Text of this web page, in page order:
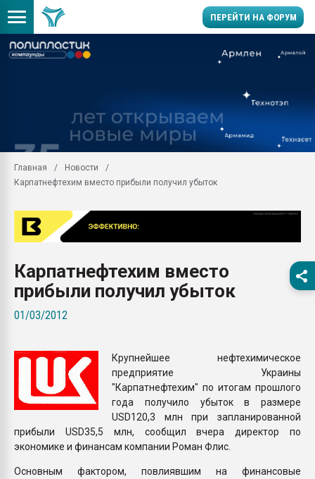
ПЕРЕЙТИ НА ФОРУМ
29.07.2026 ФРП помог
заводу пластмасс"
28.07.2026
пластмасс
28.07.2026
ПЕРЕЙТИ НА
Главная
Новости
Карпатнефтехим вместо прибыли получил убыток
Карпатнефтехим вместо
прибыли получил убыток
01/03/2012
Крупнейшее нефтехимическое
предприятие Украины
"Карпатнефтехим" по итогам прошлого
года получило убыток в размере
USD120,3 млн при запланированной
прибыли USD35,5 млн, сообщил вчера директор по
экономике и финансам компании Роман Флис.
Основным фактором, повлиявшим на финансовые